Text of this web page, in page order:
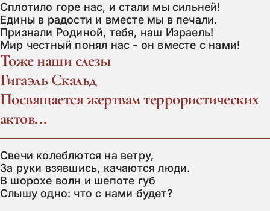
Сплотило горе нас, и стали мы сильней!
Едины в радости и вместе мы в печали.
Признали Родиной, тебя, наш Израель!
Мир честный понял нас - он вместе с нами!
Тоже наши слезы
Гигаэль Скальд
Посвящается жертвам террористических
актов...
Свечи колеблются на ветру,
За руки взявшись, качаются люди.
В шорохе волн и шепоте губ
Слышу одно: что с нами будет?